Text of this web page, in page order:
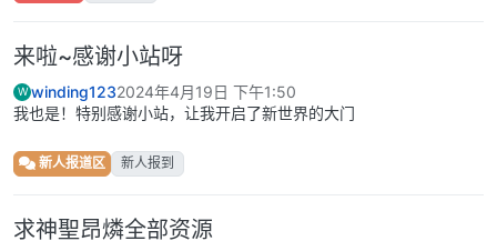
来啦~感谢小站呀
W winding1232024年4月19日 下午1:50
我也是！特别感谢小站，让我开启了新世界的大门
新人报道区 新人报到
求神聖昂燐全部资源